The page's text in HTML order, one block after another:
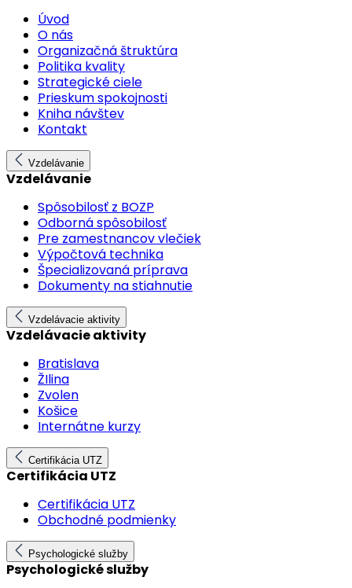
Úvod
O nás
Organizačná štruktúra
Politika kvality
Strategické ciele
Prieskum spokojnosti
Kniha návštev
Kontakt
Vzdelávanie
Vzdelávanie
Spôsobilosť z BOZP
Odborná spôsobilosť
Pre zamestnancov vlečiek
Výpočtová technika
Špecializovaná príprava
Dokumenty na stiahnutie
Vzdelávacie aktivity
Vzdelávacie aktivity
Bratislava
ŽIlina
Zvolen
Košice
Internátne kurzy
Certifikácia UTZ
Certifikácia UTZ
Certifikácia UTZ
Obchodné podmienky
Psychologické služby
Psychologické služby